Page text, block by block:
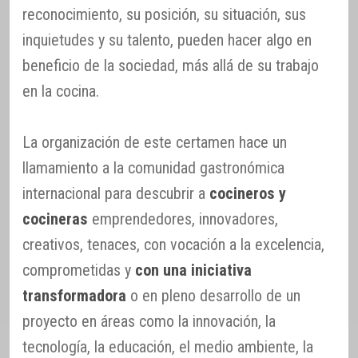
reconocimiento, su posición, su situación, sus
inquietudes y su talento, pueden hacer algo en
beneficio de la sociedad, más allá de su trabajo
en la cocina.
La organización de este certamen hace un
llamamiento a la comunidad gastronómica
internacional para descubrir a cocineros y
cocineras emprendedores, innovadores,
creativos, tenaces, con vocación a la excelencia,
comprometidas y con una iniciativa
transformadora o en pleno desarrollo de un
proyecto en áreas como la innovación, la
tecnología, la educación, el medio ambiente, la